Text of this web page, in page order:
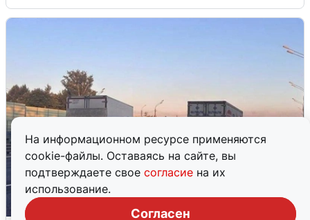
На информационном ресурсе применяются
cookie-файлы. Оставаясь на сайте, вы
подтверждаете свое согласие на их
использование.
Согласен